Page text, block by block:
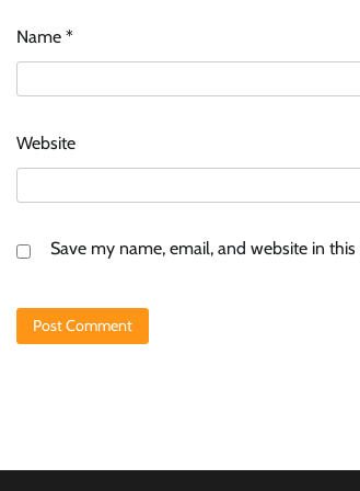
Name *
Website
Save my name, email, and website in